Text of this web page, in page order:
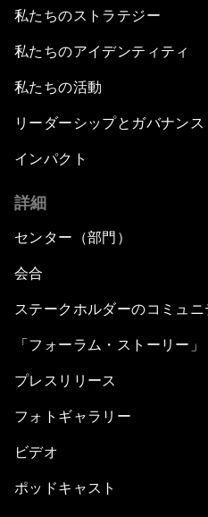
私たちのストラテジー
私たちのアイデンティティ
私たちの活動
リーダーシップとガバナンス
インパクト
詳細
センター（部門）
会合
ステークホルダーのコミュニ
「フォーラム・ストーリー」
プレスリリース
フォトギャラリー
ビデオ
ポッドキャスト